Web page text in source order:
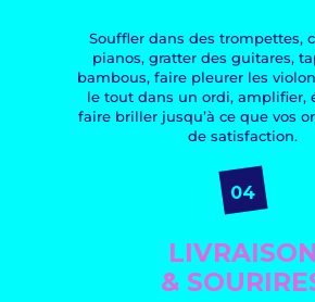
Souffler dans des trompettes,
pianos, gratter des guitares,
bambous, faire pleurer les
le tout dans un ordi, amplifier,
faire briller jusqu’à ce que vos
de satisfaction.
04
LIVRAISON
&